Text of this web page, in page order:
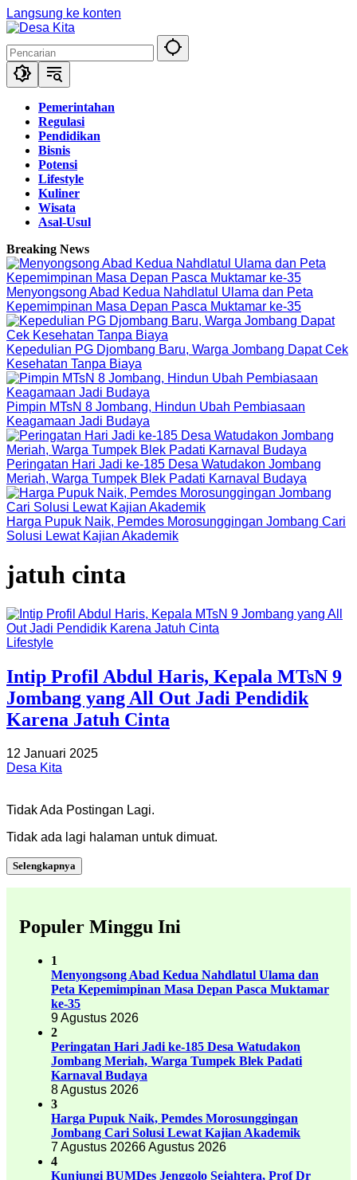
Langsung ke konten
Pemerintahan
Regulasi
Pendidikan
Bisnis
Potensi
Lifestyle
Kuliner
Wisata
Asal-Usul
Breaking News
Menyongsong Abad Kedua Nahdlatul Ulama dan Peta
Kepemimpinan Masa Depan Pasca Muktamar ke-35
Kepedulian PG Djombang Baru, Warga Jombang Dapat Cek
Kesehatan Tanpa Biaya
Pimpin MTsN 8 Jombang, Hindun Ubah Pembiasaan
Keagamaan Jadi Budaya
Peringatan Hari Jadi ke-185 Desa Watudakon Jombang
Meriah, Warga Tumpek Blek Padati Karnaval Budaya
Harga Pupuk Naik, Pemdes Morosunggingan Jombang Cari
Solusi Lewat Kajian Akademik
jatuh cinta
Lifestyle
Intip Profil Abdul Haris, Kepala MTsN 9
Jombang yang All Out Jadi Pendidik
Karena Jatuh Cinta
12 Januari 2025
Desa Kita
Tidak Ada Postingan Lagi.
Tidak ada lagi halaman untuk dimuat.
Selengkapnya
Populer Minggu Ini
1
Menyongsong Abad Kedua Nahdlatul Ulama dan
Peta Kepemimpinan Masa Depan Pasca Muktamar
ke-35
9 Agustus 2026
2
Peringatan Hari Jadi ke-185 Desa Watudakon
Jombang Meriah, Warga Tumpek Blek Padati
Karnaval Budaya
8 Agustus 2026
3
Harga Pupuk Naik, Pemdes Morosunggingan
Jombang Cari Solusi Lewat Kajian Akademik
7 Agustus 20266 Agustus 2026
4
Kunjungi BUMDes Jenggolo Sejahtera, Prof Dr